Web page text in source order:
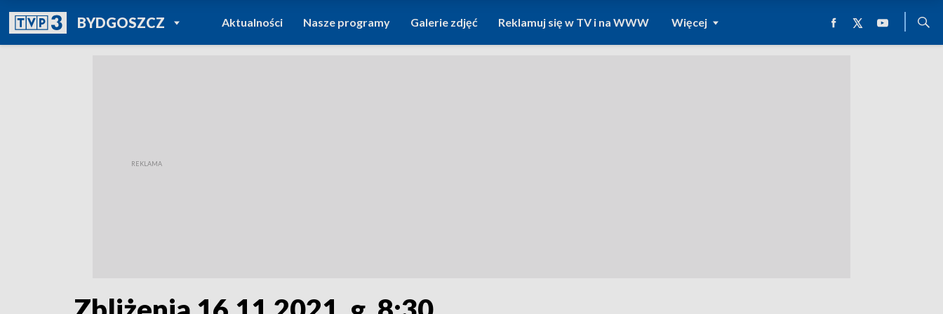
BYDGOSZCZPOWRÓT DO
TVP REGIONY
Aktualności Nasze programy Galerie zdjęć Reklamuj się w TV i na WWW Więcej